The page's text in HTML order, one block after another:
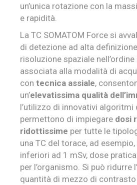
un’unica rotazione con la
e rapidità.
La TC SOMATOM Force si
di detezione ad alta
risoluzione spaziale
associata alla modalità di
contecnica assiale,
un’elevatissima qualità
l’utilizzo di innovativi
permettono di impiegare dosi
ridottissime per tutte le
una TC del torace, ad
inferiori ad 1 mSv, dose
per l’organismo. Si può ridurre
quantità di mezzo di contrasto